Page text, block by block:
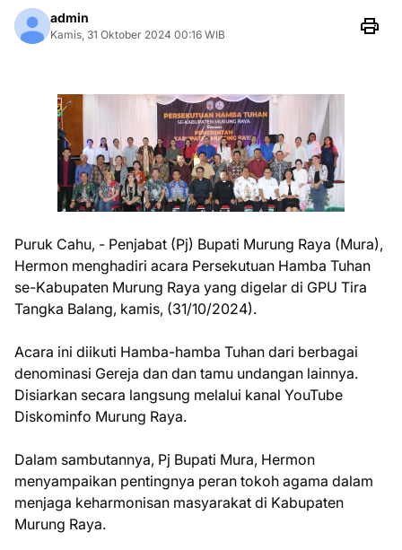
admin
Kamis, 31 Oktober 2024 00:16 WIB
Puruk Cahu, - Penjabat (Pj) Bupati Murung Raya (Mura),
Hermon menghadiri acara Persekutuan Hamba Tuhan
se-Kabupaten Murung Raya yang digelar di GPU Tira
Tangka Balang, kamis, (31/10/2024).
Acara ini diikuti Hamba-hamba Tuhan dari berbagai
denominasi Gereja dan dan tamu undangan lainnya.
Disiarkan secara langsung melalui kanal YouTube
Diskominfo Murung Raya.
Dalam sambutannya, Pj Bupati Mura, Hermon
menyampaikan pentingnya peran tokoh agama dalam
menjaga keharmonisan masyarakat di Kabupaten
Murung Raya.